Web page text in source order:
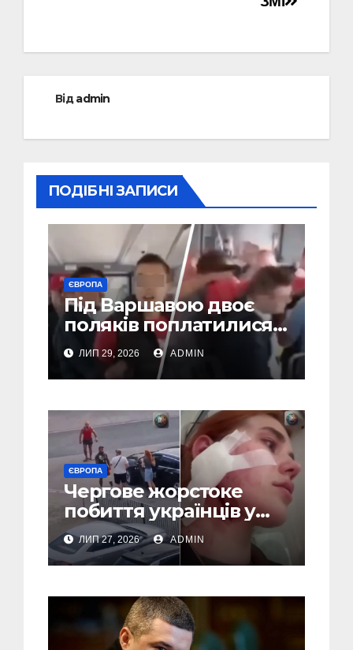
Відadmin
ПОДІБНІ ЗАПИСИ
ЄВРОПА
Під Варшавою двоє
поляків поплатилися
за нападки на
українця – пасажири
викинули їх із поїзда
ЛИП 29, 2026 ADMIN
ЄВРОПА
Чергове жорстоке
побиття українців у
Польші: перші
затримання (Відео,
Фото)
ЛИП 27, 2026 ADMIN